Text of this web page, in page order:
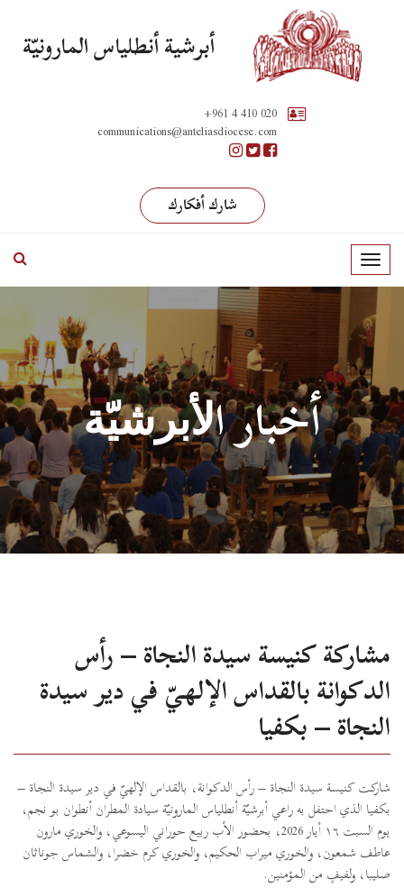
أبرشية أنطلياس المارونيّة
+961 4 410 020
communications@anteliasdiocese.com
شارك أفكارك
T
o
g
l
e
n
a
v
i
g
a
i
أخبار اﻷﺑﺮﺷﻴّﺔ
مشاركة كنيسة سيدة النجاة – رأس
الدكوانة بالقداس الإلهيّ في دير سيدة
النجاة – بكفيا
شاركت كنيسة سيدة النجاة – رأس الدكوانة، بالقداس الإلهيّ في دير سيدة النجاة –
بكفيا الذي احتفل به راعي أبرشيّة أنطلياس المارونيّة سيادة المطران أنطوان بو نجم،
يوم السبت ١٦ أيار 2026، بحضور الأب ربيع حوراني اليسوعي، والخوري مارون
عاطف شمعون، والخوري ميراب الحكيم، والخوري كرم خضرا، والشماس جوناثان
صليبا، ولفيفٍ من المؤمنين.